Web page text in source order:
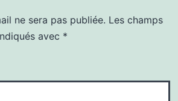
ne sera pas publiée. Les champs
avec *